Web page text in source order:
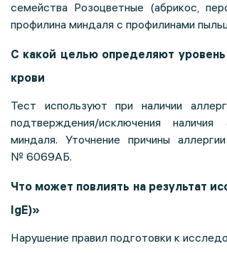
семейства Розоцветные (абрикос,
профилина миндаля с профилинами
С какой целью определяют
крови
Тест используют при наличии
подтверждения/исключения
миндаля. Уточнение причины
№ 6069АБ.
Что может повлиять на результат
IgE)»
Нарушение правил подготовки к